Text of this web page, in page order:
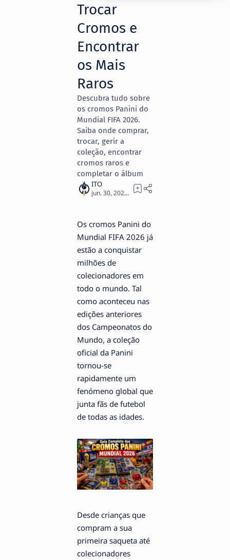
Trocar
Cromos e
Encontrar
os Mais
Raros
Descubra tudo sobre
os cromos Panini do
Mundial FIFA 2026.
Saiba onde comprar,
trocar, gerir a
coleção, encontrar
cromos raros e
completar o álbum
8
Os cromos Panini do
Mundial FIFA 2026 já
estão a conquistar
milhões de
colecionadores em
todo o mundo. Tal
como aconteceu nas
edições anteriores
dos Campeonatos do
Mundo, a coleção
oficial da Panini
tornou-se
rapidamente um
fenómeno global que
junta fãs de futebol
de todas as idades.
Desde crianças que
compram a sua
primeira saqueta até
colecionadores